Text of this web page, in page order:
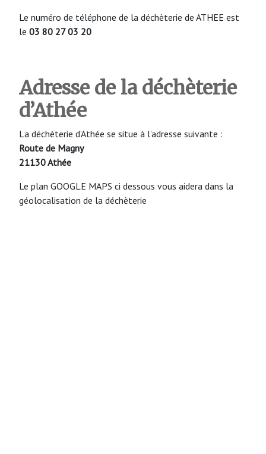
Le numéro de téléphone de la déchèterie de ATHEE est
le 03 80 27 03 20
Adresse de la déchèterie
d’Athée
La déchèterie d’Athée se situe à l’adresse suivante :
Route de Magny
21130 Athée
Le plan GOOGLE MAPS ci dessous vous aidera dans la
géolocalisation de la déchèterie